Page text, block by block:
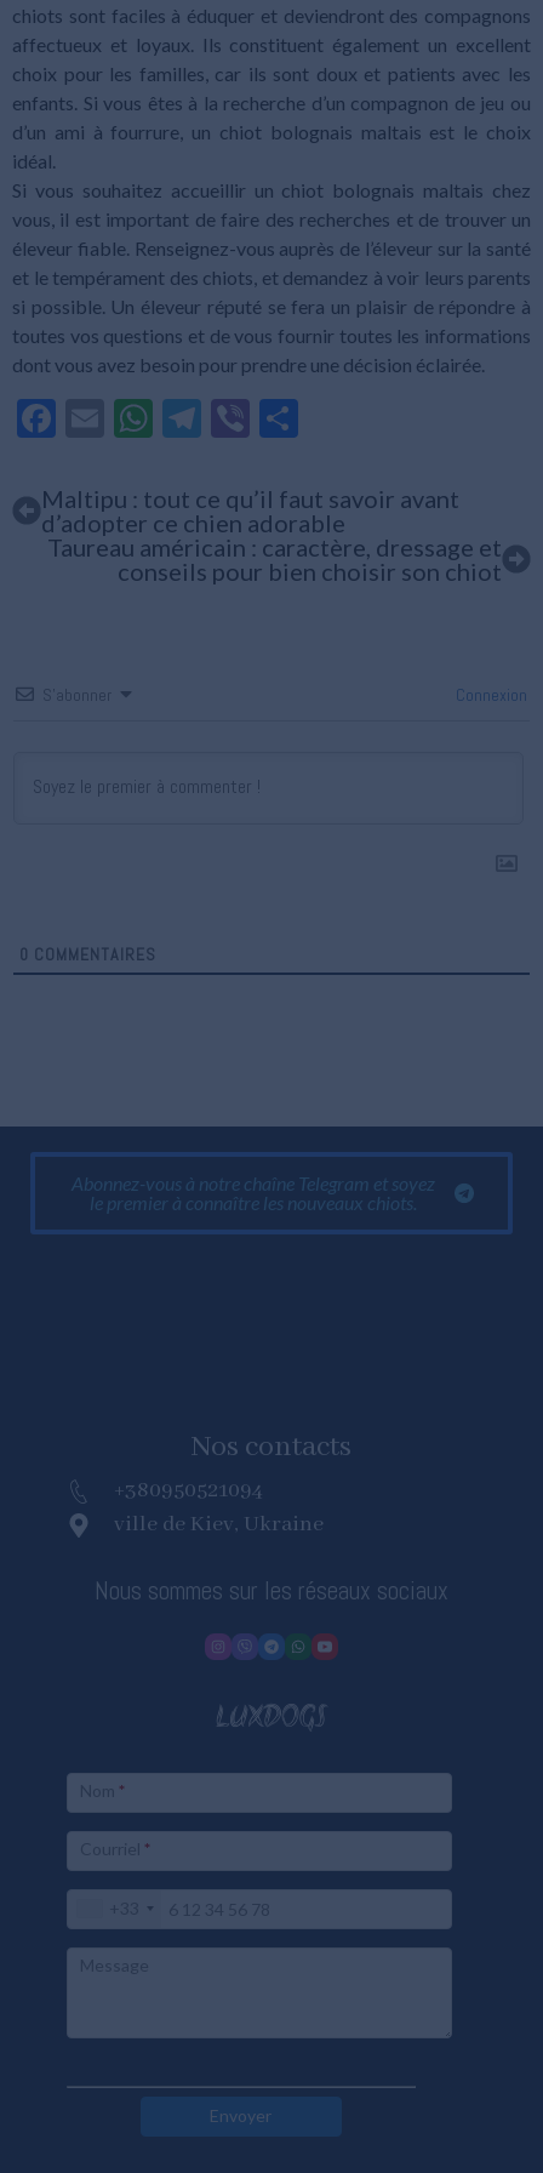
chiots sont faciles à éduquer et deviendront des compagnons
affectueux et loyaux. Ils constituent également un excellent
choix pour les familles, car ils sont doux et patients avec les
enfants. Si vous êtes à la recherche d’un compagnon de jeu ou
d’un ami à fourrure, un chiot bolognais maltais est le choix
idéal.
Si vous souhaitez accueillir un chiot bolognais maltais chez
vous, il est important de faire des recherches et de trouver un
éleveur fiable. Renseignez-vous auprès de l’éleveur sur la santé
et le tempérament des chiots, et demandez à voir leurs parents
si possible. Un éleveur réputé se fera un plaisir de répondre à
toutes vos questions et de vous fournir toutes les informations
dont vous avez besoin pour prendre une décision éclairée.
Facebook
EmailWhatsApp
Telegram
Viber
Maltipu : tout ce qu’il faut savoir avant
d’adopter ce chien adorable
Taureau américain : caractère, dressage et
conseils pour bien choisir son chiot
S’abonner Connexion
0 COMMENTAIRES
Abonnez-vous à notre chaîne Telegram et soyez
le premier à connaître les nouveaux chiots.
Nos contacts
+380950521094
ville de Kiev, Ukraine
Nous sommes sur les réseaux sociaux
LUXDOGS
*
*
Envoyer